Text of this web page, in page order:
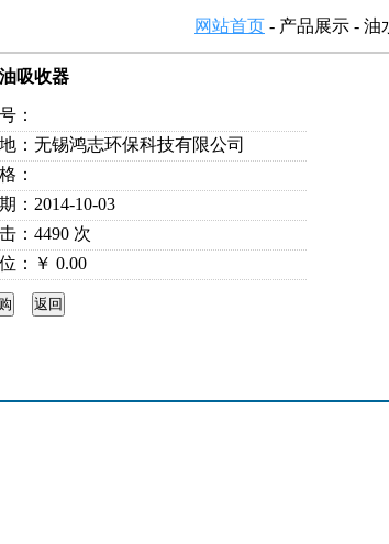
网站首页 - 产品展示 - 油
吸收器
：
：无锡鸿志环保科技有限公司
：
：2014-10-03
：4490 次
：￥ 0.00